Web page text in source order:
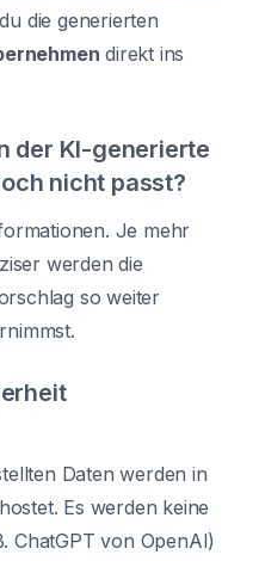
die generierten
direkt ins
der KI-generierte
nicht passt?
Je mehr
werden die
so weiter
Daten werden in
Es werden keine
ChatGPT von OpenAI)